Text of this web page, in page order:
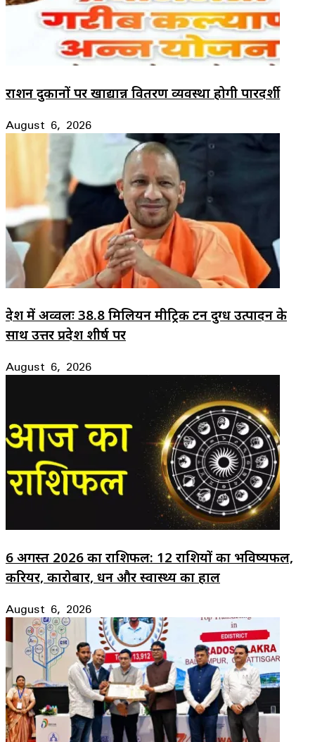
राशन दुकानों पर खाद्यान्न वितरण व्यवस्था होगी पारदर्शी
August 6, 2026
देश में अव्वलः 38.8 मिलियन मीट्रिक टन दुग्ध उत्पादन के
साथ उत्तर प्रदेश शीर्ष पर
August 6, 2026
6 अगस्त 2026 का राशिफल: 12 राशियों का भविष्यफल,
करियर, कारोबार, धन और स्वास्थ्य का हाल
August 6, 2026